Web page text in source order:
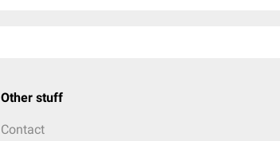
Other stuff
Contact